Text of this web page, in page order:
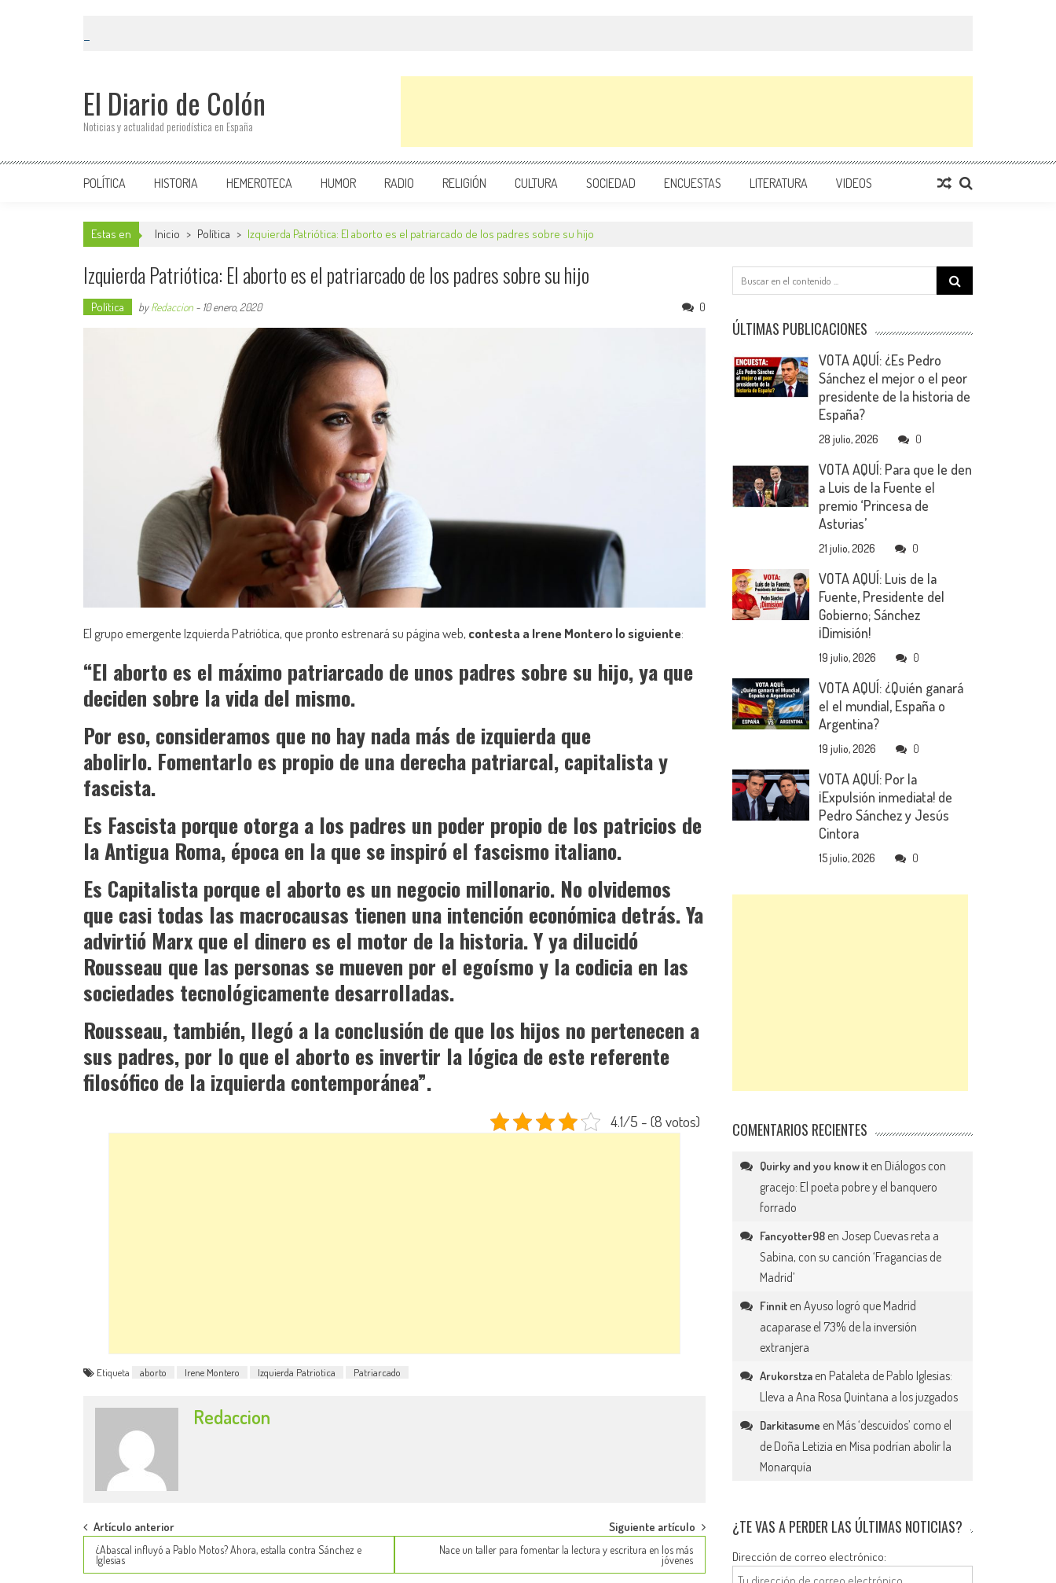
El Diario de Colón
Noticias y actualidad periodística en España
POLÍTICA HISTORIA HEMEROTECA HUMOR RADIO RELIGIÓN CULTURA SOCIEDAD ENCUESTAS LITERATURA VIDEOS
Estas en Inicio > Política > Izquierda Patriótica: El aborto es el patriarcado de los padres sobre su hijo
Izquierda Patriótica: El aborto es el patriarcado de los padres sobre su hijo
Política byRedaccion - 10 enero, 2020 0
El grupo emergente Izquierda Patriótica, que pronto estrenará su página web, contesta a Irene Montero lo siguiente:
“El aborto es el máximo patriarcado de unos padres sobre su hijo, ya que
deciden sobre la vida del mismo.
Por eso, consideramos que no hay nada más de izquierda que
abolirlo. Fomentarlo es propio de una derecha patriarcal, capitalista y
fascista.
Es Fascista porque otorga a los padres un poder propio de los patricios de
la Antigua Roma, época en la que se inspiró el fascismo italiano.
Es Capitalista porque el aborto es un negocio millonario. No olvidemos
que casi todas las macrocausas tienen una intención económica detrás. Ya
advirtió Marx que el dinero es el motor de la historia. Y ya dilucidó
Rousseau que las personas se mueven por el egoísmo y la codicia en las
sociedades tecnológicamente desarrolladas.
Rousseau, también, llegó a la conclusión de que los hijos no pertenecen a
sus padres, por lo que el aborto es invertir la lógica de este referente
filosófico de la izquierda contemporánea”.
4.1/5 - (8 votos)
Etiqueta aborto Irene Montero Izquierda Patriotica Patriarcado
Redaccion
Post
navigation
Artículo anterior
¿Abascal influyó a Pablo Motos? Ahora, estalla contra Sánchez e
Iglesias
Siguiente artículo
Nace un taller para fomentar la lectura y escritura en los más
jóvenes
Search
for:
ÚLTIMAS PUBLICACIONES
VOTA AQUÍ: ¿Es Pedro
Sánchez el mejor o el peor
presidente de la historia de
España?
28 julio, 2026 0
VOTA AQUÍ: Para que le den
a Luis de la Fuente el
premio ‘Princesa de
Asturias’
21 julio, 2026 0
VOTA AQUÍ: Luis de la
Fuente, Presidente del
Gobierno; Sánchez
¡Dimisión!
19 julio, 2026 0
VOTA AQUÍ: ¿Quién ganará
el el mundial, España o
Argentina?
19 julio, 2026 0
VOTA AQUÍ: Por la
¡Expulsión inmediata! de
Pedro Sánchez y Jesús
Cintora
15 julio, 2026 0
COMENTARIOS RECIENTES
Quirky and you know it en Diálogos con
gracejo: El poeta pobre y el banquero
forrado
Fancyotter98 en Josep Cuevas reta a
Sabina, con su canción ‘Fragancias de
Madrid’
Finnit enAyuso logró que Madrid
acaparase el 73% de la inversión
extranjera
Arukorstza en Pataleta de Pablo Iglesias:
Lleva a Ana Rosa Quintana a los juzgados
Darkitasume en Más ‘descuidos’ como el
de Doña Letizia en Misa podrían abolir la
Monarquía
¿TE VAS A PERDER LAS ÚLTIMAS NOTICIAS?
Dirección de correo electrónico: